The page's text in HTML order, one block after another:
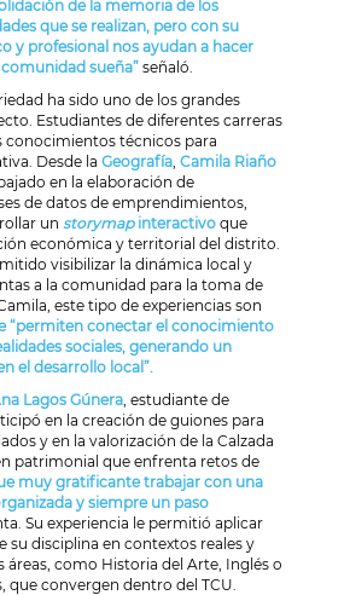
de la memoria de los
que se realizan, pero con su
y profesional nos ayudan a hacer
sueña” señaló.
ha sido uno de los grandes
Estudiantes de diferentes carreras
conocimientos técnicos para
Desde la Geografía Camila Riaño
en la elaboración de
de datos de emprendimientos,
un storymap interactivo que
económica y territorial del distrito.
visibilizar la dinámica local y
a la comunidad para la toma de
este tipo de experiencias son
“permiten conectar el conocimiento
sociales, generando un
el desarrollo local”.
Lagos Gúnera , estudiante de
en la creación de guiones para
y en la valorización de la Calzada
patrimonial que enfrenta retos de
muy gratificante trabajar con una
y siempre un paso
Su experiencia le permitió aplicar
su disciplina en contextos reales y
áreas, como Historia del Arte, Inglés o
que convergen dentro del TCU.